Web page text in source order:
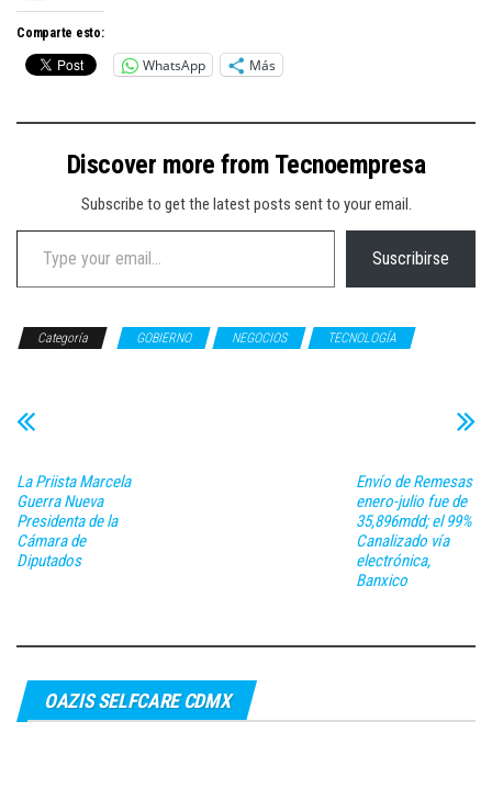
Comparte esto:
WhatsApp Más
Discover more from Tecnoempresa
Subscribe to get the latest posts sent to your email.
Type your email…
Suscribirse
Categoría GOBIERNO NEGOCIOS TECNOLOGÍA
La Priista Marcela
Guerra Nueva
Presidenta de la
Cámara de
Diputados
Envío de Remesas
enero-julio fue de
35,896mdd; el 99%
Canalizado vía
electrónica,
Banxico
OAZIS SELFCARE CDMX